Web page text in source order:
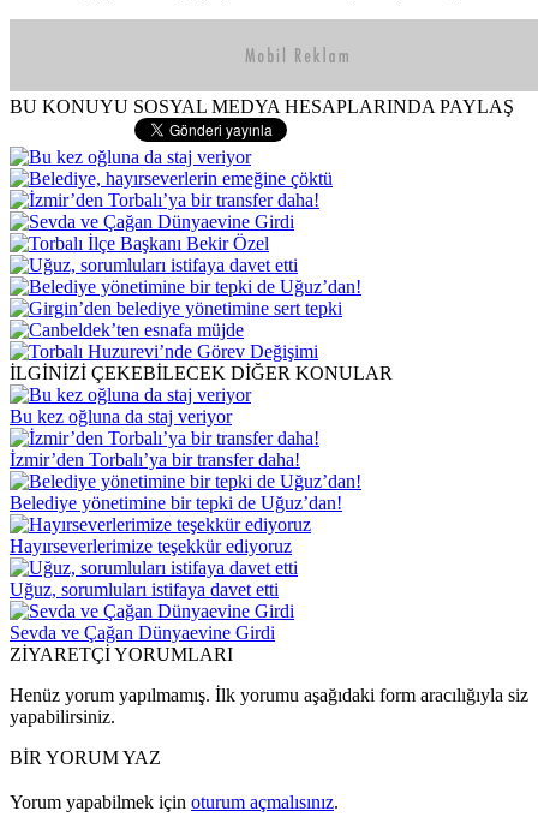
BU KONUYU SOSYAL MEDYA HESAPLARINDA PAYLAŞ
İLGİNİZİ ÇEKEBİLECEK DİĞER KONULAR
Bu kez oğluna da staj veriyor
İzmir’den Torbalı’ya bir transfer daha!
Belediye yönetimine bir tepki de Uğuz’dan!
Hayırseverlerimize teşekkür ediyoruz
Uğuz, sorumluları istifaya davet etti
Sevda ve Çağan Dünyaevine Girdi
ZİYARETÇİ YORUMLARI
Henüz yorum yapılmamış. İlk yorumu aşağıdaki form aracılığıyla siz
yapabilirsiniz.
BİR YORUM YAZ
Yorum yapabilmek için oturum açmalısınız.